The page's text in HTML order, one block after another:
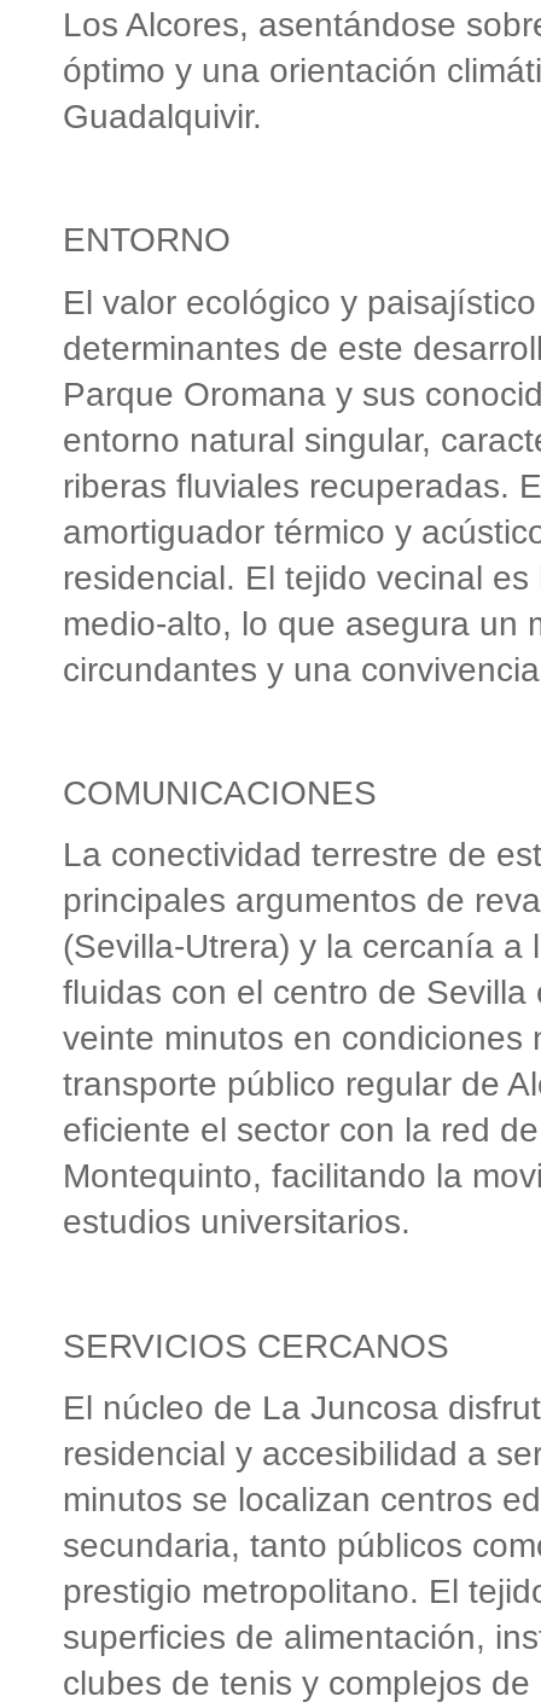
Los Alcores, asentándose
óptimo y una orientación
Guadalquivir.
ENTORNO
El valor ecológico y
determinantes de este
Parque Oromana y sus
entorno natural singular,
riberas fluviales recuperadas.
amortiguador térmico y
residencial. El tejido vecinal
medio-alto, lo que asegura un
circundantes y una
COMUNICACIONES
La conectividad terrestre de
principales argumentos de
(Sevilla-Utrera) y la cercanía a
fluidas con el centro de
veinte minutos en condiciones
transporte público regular de
eficiente el sector con la red
Montequinto, facilitando la
estudios universitarios.
SERVICIOS CERCANOS
El núcleo de La Juncosa
residencial y accesibilidad a
minutos se localizan centros
secundaria, tanto públicos
prestigio metropolitano. El
superficies de alimentación,
clubes de tenis y complejos